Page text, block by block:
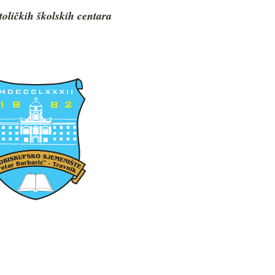
školskih centara